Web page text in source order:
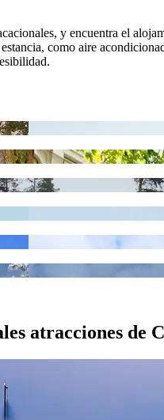
y encuentra el
como aire
atracciones de